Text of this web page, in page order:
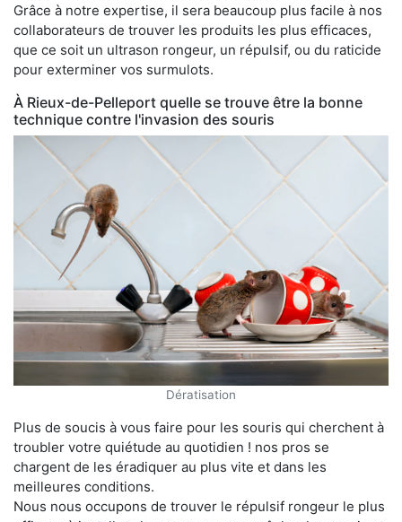
Grâce à notre expertise, il sera beaucoup plus facile à nos
collaborateurs de trouver les produits les plus efficaces,
que ce soit un ultrason rongeur, un répulsif, ou du raticide
pour exterminer vos surmulots.
À Rieux-de-Pelleport quelle se trouve être la bonne
technique contre l'invasion des souris
Dératisation
Plus de soucis à vous faire pour les souris qui cherchent à
troubler votre quiétude au quotidien ! nos pros se
chargent de les éradiquer au plus vite et dans les
meilleures conditions.
Nous nous occupons de trouver le répulsif rongeur le plus